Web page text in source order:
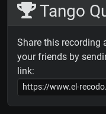
Tango
Share this recording
your friends by
link: